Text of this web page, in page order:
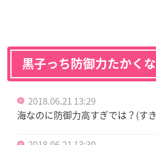
黒子っち防御力たかく
2018.06.21 13:29
海なのに防御力高すぎでは？(す